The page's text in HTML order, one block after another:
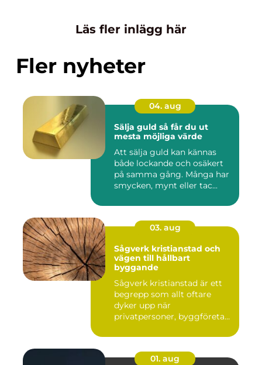
Läs fler inlägg här
Fler nyheter
04. aug
Sälja guld så får du ut
mesta möjliga värde
Att sälja guld kan kännas
både lockande och osäkert
på samma gång. Många har
smycken, mynt eller tac...
03. aug
Sågverk kristianstad och
vägen till hållbart
byggande
Sågverk kristianstad är ett
begrepp som allt oftare
dyker upp när
privatpersoner, byggföretag
01. aug